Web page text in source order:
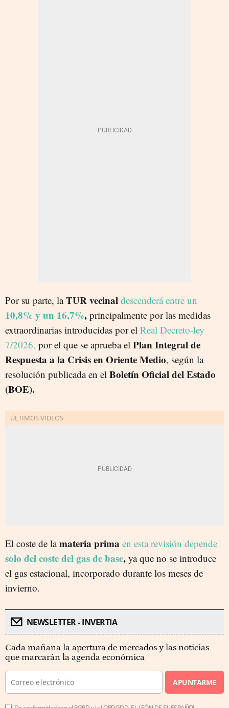
Por su parte, laTUR vecinal descenderá entre un
10,8% y un 16,7%, principalmente por las medidas
extraordinarias introducidas por el Real Decreto-ley
7/2026, por el que se aprueba el Plan Integral de
Respuesta a la Crisis en Oriente Medio, según la
resolución publicada en el Boletín Oficial del Estado
(BOE).
El coste de lamateria prima en esta revisión depende
solo del coste del gas de base, ya que no se introduce
el gas estacional, incorporado durante los meses de
invierno.
NEWSLETTER - INVERTIA
Cada mañana la apertura de mercados y las noticias
que marcarán la agenda económica
APUNTARME